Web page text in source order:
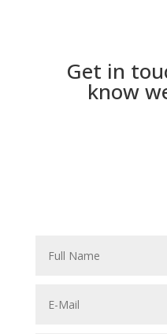
Get in
know